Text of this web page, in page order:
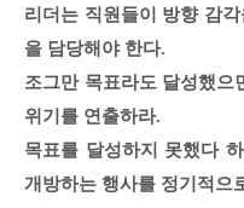
리더는 직원들이 방향 감
을 담당해야 한다.
조그만 목표라도 달성했
위기를 연출하라.
목표를 달성하지 못했다
개방하는 행사를 정기적으